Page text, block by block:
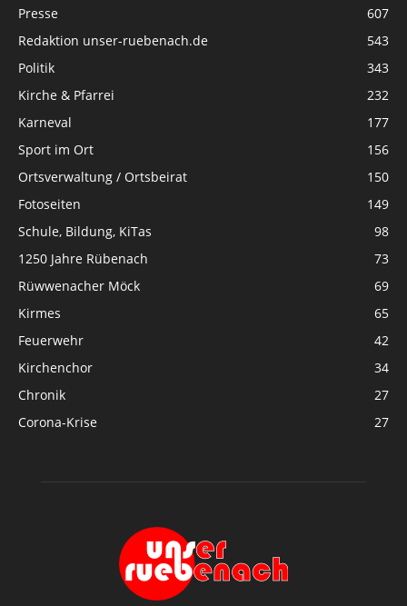
Presse
607
Redaktion unser-ruebenach.de
543
Politik
343
Kirche & Pfarrei
232
Karneval
177
Sport im Ort
156
Ortsverwaltung / Ortsbeirat
150
Fotoseiten
149
Schule, Bildung, KiTas
98
1250 Jahre Rübenach
73
Rüwwenacher Möck
69
Kirmes
65
Feuerwehr
42
Kirchenchor
34
Chronik
27
Corona-Krise
27